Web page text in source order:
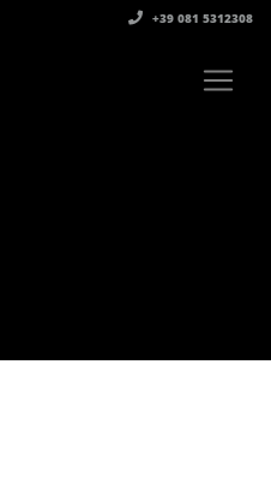
+39 081 5312308‬